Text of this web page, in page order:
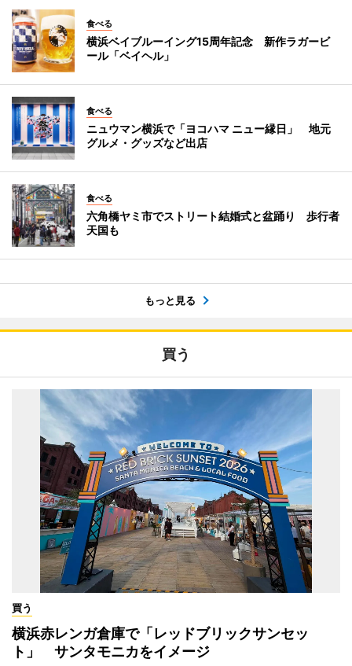
食べる
横浜ベイブルーイング15周年記念 新作ラガービ
ール「ベイヘル」
食べる
ニュウマン横浜で「ヨコハマ ニュー縁日」 地元
グルメ・グッズなど出店
食べる
六角橋ヤミ市でストリート結婚式と盆踊り 歩行者
天国も
もっと見る
買う
買う
横浜赤レンガ倉庫で「レッドブリックサンセッ
ト」 サンタモニカをイメージ